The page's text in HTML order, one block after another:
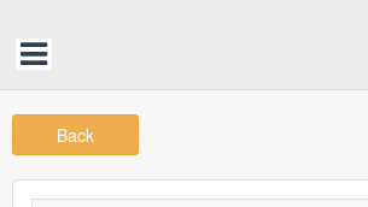
Back